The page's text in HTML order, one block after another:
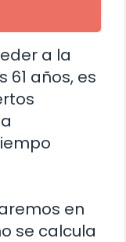
a la
años, es
en
se calcula